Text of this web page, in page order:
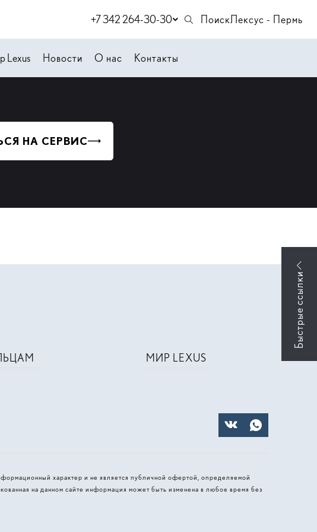
+7 342 264-30-30 ПоискЛексус - Пермь
Lexus Новости О нас Контакты
НА СЕРВИС
МИР LEXUS
характер и не является публичной офертой, определяемой
на данном сайте информация может быть изменена в любое время без